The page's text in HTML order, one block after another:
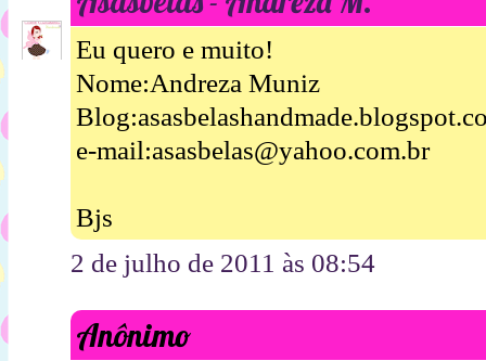
Eu quero e muito!
Nome:Andreza Muniz
e-mail:asasbelas@yahoo.com.br
Bjs
2 de julho de 2011 às 08:54
Anônimo